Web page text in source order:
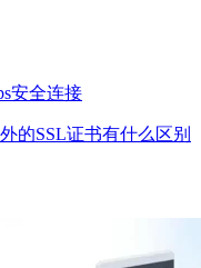
安全连接
的SSL证书有什么区别